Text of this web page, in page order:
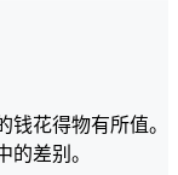
钱花得物有所值。
差别。